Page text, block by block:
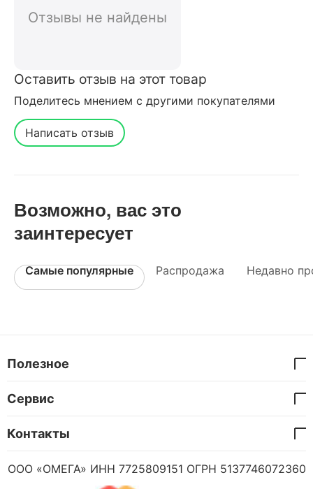
Отзывы не найдены
Оставить отзыв на этот товар
Поделитесь мнением с другими покупателями
Написать отзыв
Возможно, вас это
заинтересует
Самые популярные Распродажа Недавно
Полезное
Сервис
Контакты
ООО «ОМЕГА» ИНН 7725809151 ОГРН 5137746072360